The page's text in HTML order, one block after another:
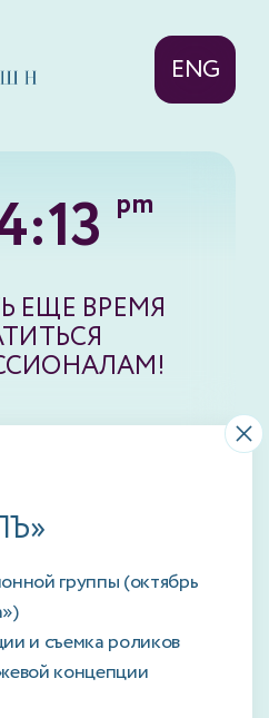
ENG
pm
ЕЩЕ ВРЕМЯ
группы (октябрь
и съемка роликов
концепции